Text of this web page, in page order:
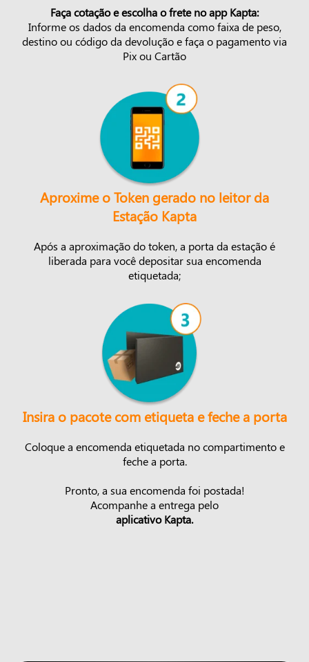
Faça cotação e escolha o frete no app Kapta:
Informe os dados da encomenda como faixa de peso,
destino ou código da devolução e faça o pagamento via
Pix ou Cartão
Aproxime o Token gerado no leitor da
Estação Kapta
Após a aproximação do token, a porta da estação é
liberada para você depositar sua encomenda
etiquetada;
Insira o pacote com etiqueta e feche a porta
Coloque a encomenda etiquetada no compartimento e
feche a porta.
Pronto, a sua encomenda foi postada!
Acompanhe a entrega pelo
aplicativo Kapta.